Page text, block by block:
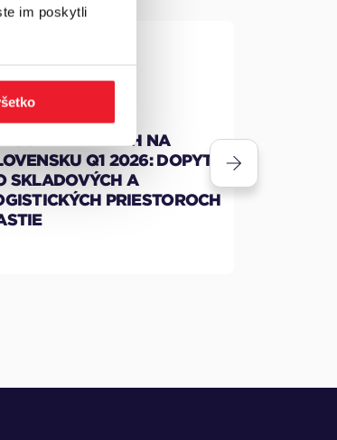
im poskytli
TRH NA
Q1 2026: DOPYT
SKLADOVÝCH A
PRIESTOROCH